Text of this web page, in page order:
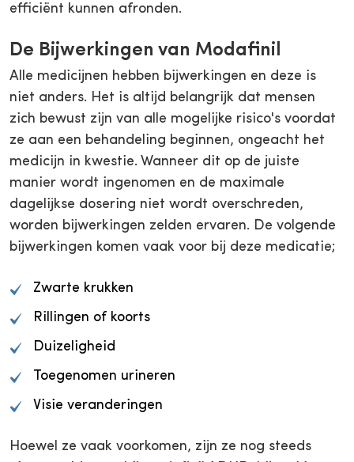
efficiënt kunnen afronden.
De Bijwerkingen van Modafinil
Alle medicijnen hebben bijwerkingen en deze is
niet anders. Het is altijd belangrijk dat mensen
zich bewust zijn van alle mogelijke risico's voordat
ze aan een behandeling beginnen, ongeacht het
medicijn in kwestie. Wanneer dit op de juiste
manier wordt ingenomen en de maximale
dagelijkse dosering niet wordt overschreden,
worden bijwerkingen zelden ervaren. De volgende
bijwerkingen komen vaak voor bij deze medicatie;
Zwarte krukken
Rillingen of koorts
Duizeligheid
Toegenomen urineren
Visie veranderingen
Hoewel ze vaak voorkomen, zijn ze nog steeds